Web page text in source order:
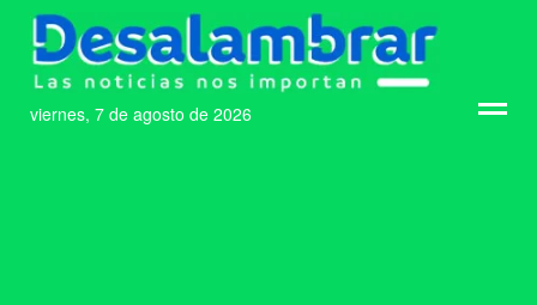
viernes, 7 de agosto de 2026